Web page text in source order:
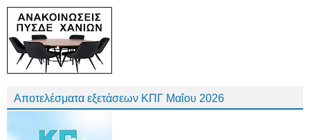
Αποτελέσματα εξετάσεων ΚΠΓ Μαΐου 2026